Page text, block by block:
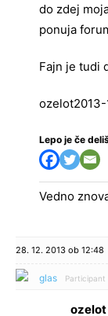
do zdej
ponuja
Fajn je tudi
ozelot2013-
Lepo je če
Vedno
28. 12. 2013 ob 12:48
glas Participant